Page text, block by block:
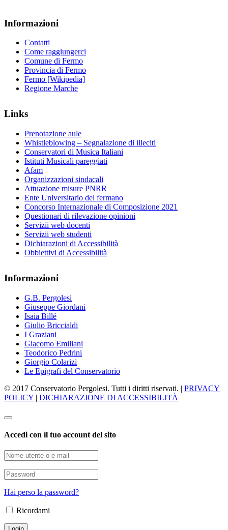
Informazioni
Contatti
Come raggiungerci
Comune di Fermo
Provincia di Fermo
Fermo [Wikipedia]
Regione Marche
Links
Prenotazione aule
Whistleblowing – Segnalazione di illeciti
Conservatori di Musica Italiani
Istituti Musicali pareggiati
Afam
Organizzazioni sindacali
Attuazione misure PNRR
Ente Universitario del fermano
Concorso Internazionale di Composizione 2021
Questionari di rilevazione opinioni
Servizii web docenti
Servizii web studenti
Dichiarazioni di Accessibilità
Obbiettivi di Accessibilità
Informazioni
G.B. Pergolesi
Giuseppe Giordani
Isaia Billé
Giulio Briccialdi
I Graziani
Giacomo Emiliani
Teodorico Pedrini
Giorgio Colarizi
Le Epigrafi del Conservatorio
© 2017 Conservatorio Pergolesi. Tutti i diritti riservati. | PRIVACY
POLICY | DICHIARAZIONE DI ACCESSIBILITÀ
Accedi con il tuo account del sito
Hai perso la password?
Ricordami